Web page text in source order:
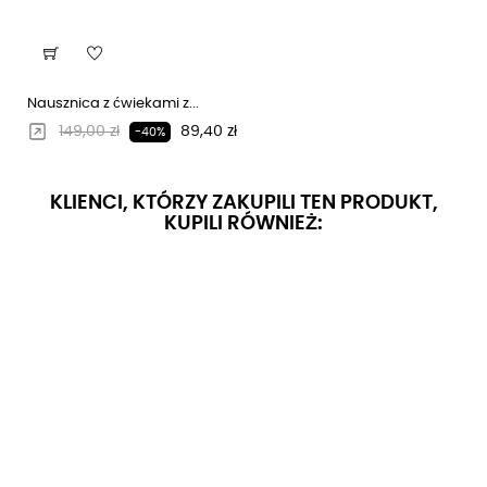
Nausznica z ćwiekami z...
Regularna cena
149,00 zł -40% Cena
89,40 zł
KLIENCI, KTÓRZY ZAKUPILI TEN PRODUKT,
KUPILI RÓWNIEŻ: